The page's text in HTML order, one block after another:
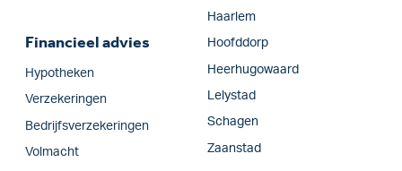
Financieel advies
Hypotheken
Verzekeringen
Bedrijfs­verzekeringen
Volmacht
Haarlem
Hoofddorp
Heerhugowaard
Lelystad
Schagen
Zaanstad